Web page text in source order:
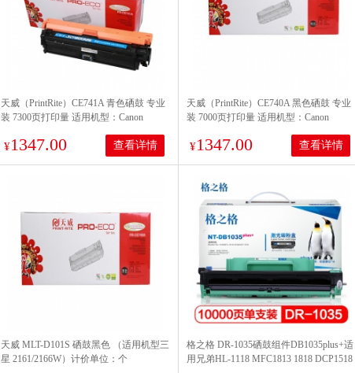
天威（PrintRite）CE741A 青色硒鼓 专业
装 7300页打印量 适用机型：Canon
单支装
¥1347.00 查看详情
天威（PrintRite）CE740A 黑色硒鼓 专业
装 7000页打印量 适用机型：Canon
单支装
¥1347.00 查看详情
天威 MLT-D101S 硒鼓黑色 （适用机型三
星 2161/2166W）计价单位：个
格之格 DR-1035硒鼓组件DB1035plus+适
用兄弟HL-1118 MFC1813 1818 DCP1518